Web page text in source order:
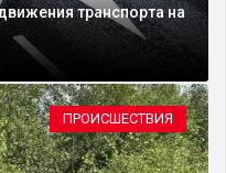
транспорта на
ПРОИСШЕСТВИЯ